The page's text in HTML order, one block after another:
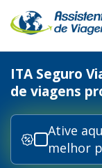
ITA Seguro
de viagens
Ative
melhor